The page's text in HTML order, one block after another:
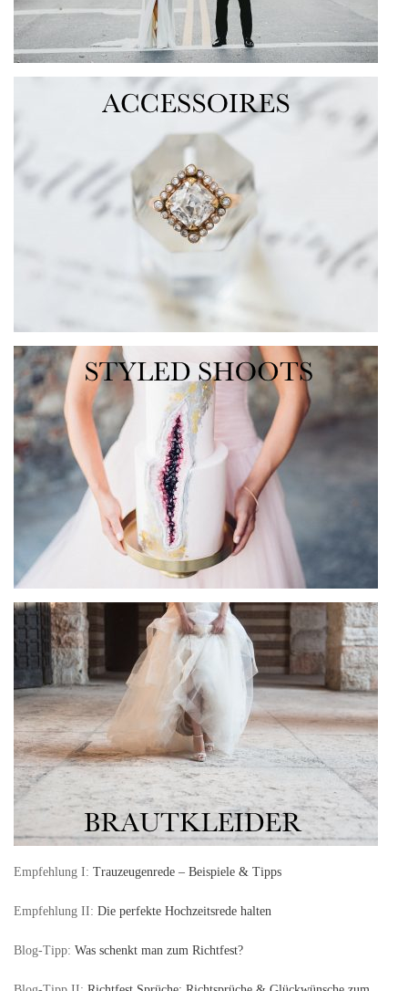
Empfehlung I: Trauzeugenrede – Beispiele & Tipps
Empfehlung II: Die perfekte Hochzeitsrede halten
Blog-Tipp: Was schenkt man zum Richtfest?